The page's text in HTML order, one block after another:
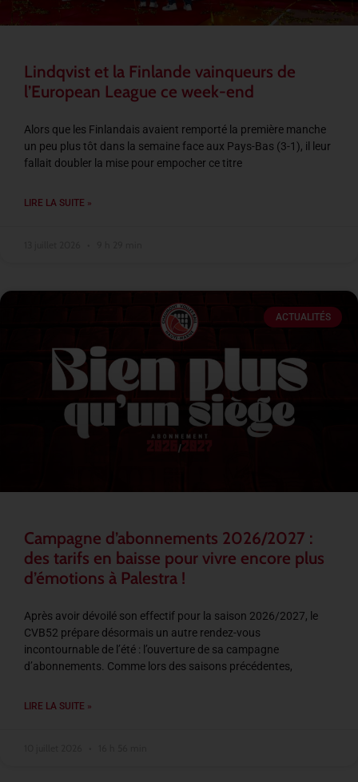
Lindqvist et la Finlande vainqueurs de
l’European League ce week-end
Alors que les Finlandais avaient remporté la première manche
un peu plus tôt dans la semaine face aux Pays-Bas (3-1), il leur
fallait doubler la mise pour empocher ce titre
LIRE LA SUITE »
ACTUALITÉS
Campagne d’abonnements 2026/2027 :
des tarifs en baisse pour vivre encore plus
d’émotions à Palestra !
Après avoir dévoilé son effectif pour la saison 2026/2027, le
CVB52 prépare désormais un autre rendez-vous
incontournable de l’été : l’ouverture de sa campagne
d’abonnements. Comme lors des saisons précédentes,
LIRE LA SUITE »